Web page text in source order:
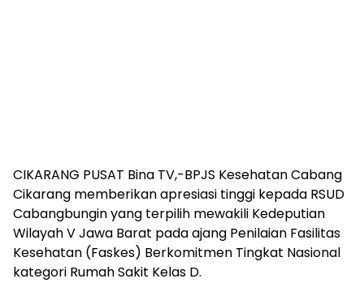
CIKARANG PUSAT Bina TV,-BPJS Kesehatan Cabang
Cikarang memberikan apresiasi tinggi kepada RSUD
Cabangbungin yang terpilih mewakili Kedeputian
Wilayah V Jawa Barat pada ajang Penilaian Fasilitas
Kesehatan (Faskes) Berkomitmen Tingkat Nasional
kategori Rumah Sakit Kelas D.